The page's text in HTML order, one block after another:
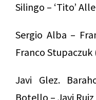
Silingo – ‘Tito’
Sergio Alba –
Franco Stupaczuk
Javi Glez.
Botello – Javi